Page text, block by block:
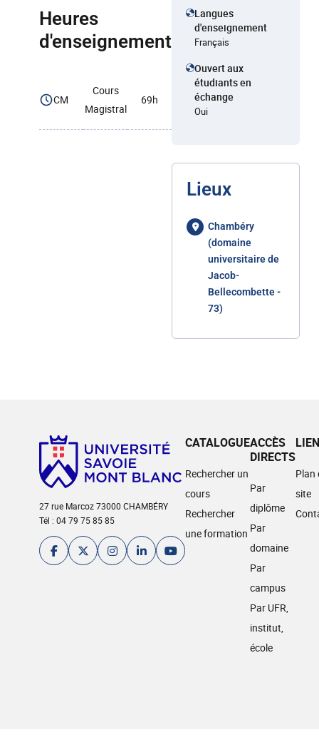
Heures
d'enseignement
CM
Cours
Magistral
69h
Langues
d'enseignement
Français
Ouvert aux
étudiants en
échange
Oui
Lieux
Chambéry
(domaine
universitaire de
Jacob-
Bellecombette -
73)
27 rue Marcoz 73000 CHAMBÉRY
Tél : 04 79 75 85 85
CATALOGUE
Rechercher un
cours
Rechercher
une formation
ACCÈS
DIRECTS
Par
diplôme
Par
domaine
Par
campus
Par UFR,
institut,
école
Plan
site